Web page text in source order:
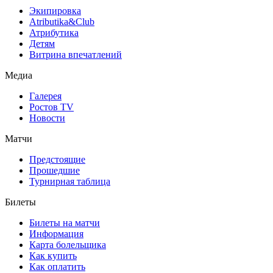
Экипировка
Atributika&Club
Атрибутика
Детям
Витрина впечатлений
Медиа
Галерея
Ростов TV
Новости
Матчи
Предстоящие
Прошедшие
Турнирная таблица
Билеты
Билеты на матчи
Информация
Карта болельщика
Как купить
Как оплатить